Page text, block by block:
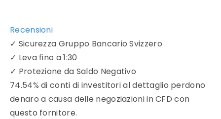
Recensioni
✓ Sicurezza Gruppo Bancario Svizzero
✓ Leva fino a 1:30
✓ Protezione da Saldo Negativo
74.54% di conti di investitori al dettaglio perdono
denaro a causa delle negoziazioni in CFD con
questo fornitore.